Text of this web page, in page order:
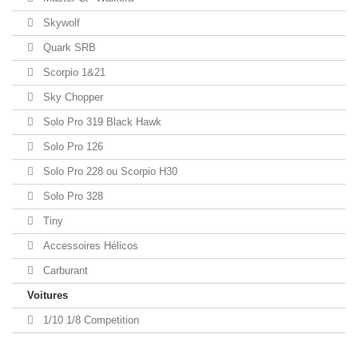
Skywolf
Quark SRB
Scorpio 1&21
Sky Chopper
Solo Pro 319 Black Hawk
Solo Pro 126
Solo Pro 228 ou Scorpio H30
Solo Pro 328
Tiny
Accessoires Hélicos
Carburant
Voitures
1/10 1/8 Competition